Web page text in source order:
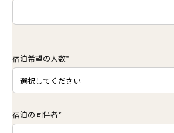
宿泊希望の人数*
宿泊の同伴者*